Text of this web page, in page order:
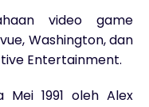
video game
Washington, dan
Entertainment.
Mei 1991 oleh Alex